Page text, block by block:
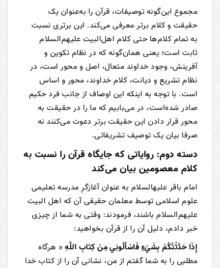
مجموع این‌گونه توصیفات، قرآن را به‌عنوان یک
حقیقت و کلام برتر معرفی می‌کند. این برتری نسبت
به تمام کلام‌ها حتی کلام اهل‌البیت علیهم‌السلام
ثابت است؛ یعنی همان‌گونه که در نظام تکوین و
آفرینش، وجود خداوند متعال، اصل و محور است، در
نظام تشریع و دیانت، کلام خداوند، محور و اساس
است. با توجه به اینکه این اوصاف از جانب فرد حکیم
صادر شده‌است، در می‌بابیم که ما را در حقیقت به
محور قرار دادن این حقیقت برتر دعوت می‌کنند نه
صرفا بیان یک توصیف تشریفاتی.
دسته دوم: روایاتی که جایگاه قرآن را نسبت به
کلام معصومین بیان می‌کند
امام باقر علیه­السلام به عنوان آغازگرِ مدرسه تعلیمی
علوم اسلامی توسط معلمان حقیقی آن که اهل البیت
علیهم‌السلام باشند، فرمودند: وقتی به شما از چیزی
خبر دادم، دلیل آن را از قرآن بخواهید:
إِذَا حَدَّثْتُكُمْ بِشَيْ‌ءٍ فَاسْأَلُونِي مِنْ كِتَابِ اللَّهِ « هرگاه
مطلبی را به شما گفتم از من، نشانی آن را از کتاب خدا